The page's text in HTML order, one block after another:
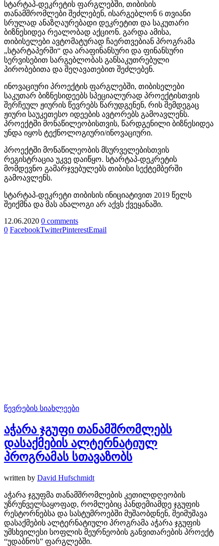
სტარტაპ-დეკრეტის ფარგლებში, თიბისის
თანამშრომლები შეძლებენ, ისარგებლონ 6 თვიანი
სრულად ანაზღაურებადი დეკრეტით და საკუთარი
ბიზნესიდეა რეალობად აქციონ. გარდა ამისა,
თიბისელები ავტომატურად ჩაერთვებიან პროგრამა
„სტარტაპერში“ და არაფინანსური და ფინანსური
სერვისებით სარგებლობას განსაკუთრებული
პირობებითა და შეღავათებით შეძლებენ.
ინოვაციური პროექტის ფარგლებში, თიბისელები
საკუთარ ბიზნესიდეებს სპეციალურად პროექტისთვის
შერჩეულ ჟიურის წევრებს წარუდგენენ, რის შემდეგაც
ჟიური საუკეთესო იდეების ავტორებს გამოავლენს.
პროექტში მონაწილეობისთვის, წარდგენილი ბიზნესიდეა
უნდა იყოს ტექნოლოგიური/ინოვაციური.
პროექტში მონაწილეობის მსურველებისთვის
რეგისტრაცია უკვე დაიწყო. სტარტაპ-დეკრეტის
მომდევნო გამარჯვებულებს თიბისი სექტემბერში
გამოავლენს.
სტარტაპ-დეკრეტი თიბისის ინიციატივით 2019 წელს
შეიქმნა და მას ანალოგი არ აქვს ქვეყანაში.
12.06.2020 0 comments
0 FacebookTwitterPinterestEmail
წევრების სიახლეები
აჭარა ჯგუფი თანამშრომლებს
დასაქმების ალტერნატიულ
პროგრამას სთავაზობს
written by David Hufschmidt
აჭარა ჯგუფმა თანამშრომლების კეთილდღეობის
უზრუნველსაყოფად, რომლებიც პანდემიამდე ჯგუფის
რესტორნებსა და სასტუმროებში მუშაობდნენ, შეიმუშავა
დასაქმების ალტერნატიული პროგრამა აჭარა ჯგუფის
უმსხვილესი სოფლის მეურნეობის განვითარების პროექტ
“უდაბნოს” ფარგლებში.